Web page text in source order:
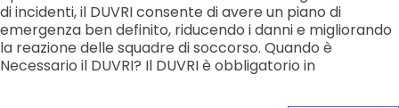
di incidenti, il DUVRI consente di avere un piano di
emergenza ben definito, riducendo i danni e migliorando
la reazione delle squadre di soccorso. Quando è
Necessario il DUVRI? Il DUVRI è obbligatorio in